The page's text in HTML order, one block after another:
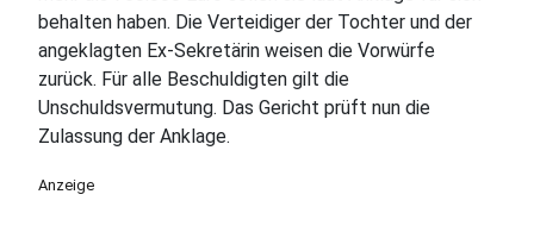
behalten haben. Die Verteidiger der Tochter und der
angeklagten Ex-Sekretärin weisen die Vorwürfe
zurück. Für alle Beschuldigten gilt die
Unschuldsvermutung. Das Gericht prüft nun die
Zulassung der Anklage.
Anzeige